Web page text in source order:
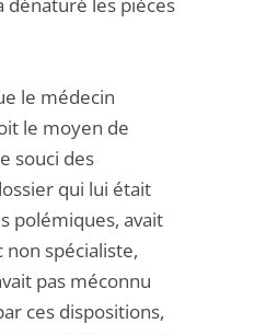
dénaturé les pièces
le médecin
le moyen de
souci des
qui lui était
polémiques, avait
spécialiste,
pas méconnu
ces dispositions,